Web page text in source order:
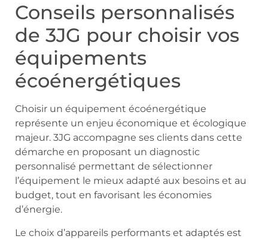
Conseils personnalisés
de 3JG pour choisir vos
équipements
écoénergétiques
Choisir un équipement écoénergétique
représente un enjeu économique et écologique
majeur. 3JG accompagne ses clients dans cette
démarche en proposant un diagnostic
personnalisé permettant de sélectionner
l’équipement le mieux adapté aux besoins et au
budget, tout en favorisant les économies
d’énergie.
Le choix d’appareils performants et adaptés est